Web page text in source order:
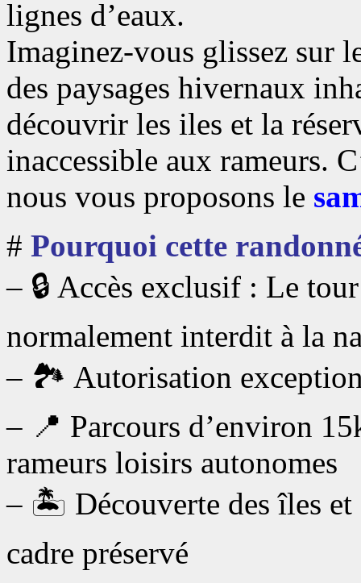
lignes d’eaux.
Imaginez-vous glissez sur
des paysages hivernaux
découvrir les iles et la
inaccessible aux rameurs.
nous vous proposons le
# Pourquoi cette
– 🔒 Accès exclusif : Le
normalement interdit à la
– 🏞️ Autorisation
– 📍 Parcours d’environ
rameurs loisirs autonomes
– 🏝️ Découverte des îles et
cadre préservé